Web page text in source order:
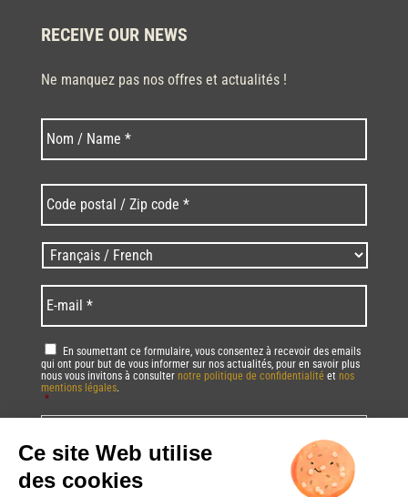
RECEIVE OUR NEWS
Ne manquez pas nos offres et actualités !
Nom * Last
postal
/
Zip
code
* *
Langues
/
Language *
mail *
RGPD *
En soumettant ce formulaire, vous consentez à recevoir des emails
qui ont pour but de vous informer sur nos actualités, pour en savoir plus
nous vous invitons à consulter notre politique de confidentialité et nos
mentions légales.
*
CAPTCHA